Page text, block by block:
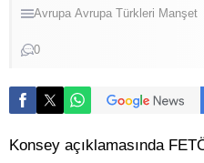
Avrupa Avrupa Türkleri Manşet
0
Konsey açıklamasında